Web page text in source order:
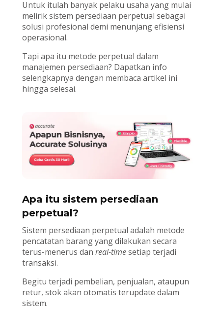
Untuk itulah banyak pelaku usaha yang mulai
melirik sistem persediaan perpetual sebagai
solusi profesional demi menunjang efisiensi
operasional.
Tapi apa itu metode perpetual dalam
manajemen persediaan? Dapatkan info
selengkapnya dengan membaca artikel ini
hingga selesai.
Apa itu sistem persediaan
perpetual?
Sistem persediaan perpetual adalah metode
pencatatan barang yang dilakukan secara
terus-menerus dan real-timesetiap terjadi
transaksi.
Begitu terjadi pembelian, penjualan, ataupun
retur, stok akan otomatis terupdate dalam
sistem.